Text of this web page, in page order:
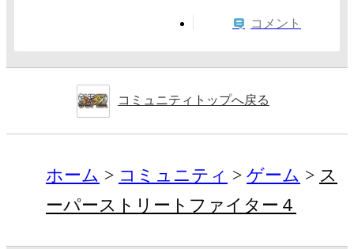
コメント
コミュニティトップへ戻る
ホーム コミュニティ ゲーム
ス
ーパーストリートファイター４